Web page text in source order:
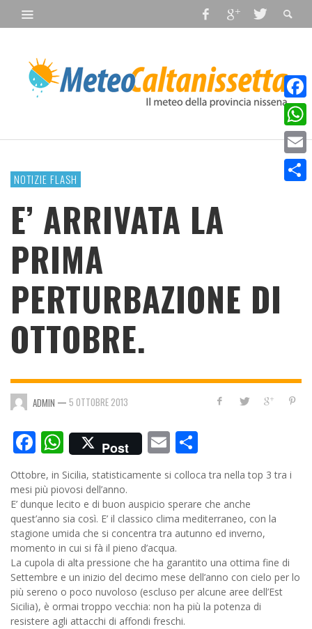
NOTIZIE FLASH
E’ ARRIVATA LA
PRIMA
PERTURBAZIONE DI
OTTOBRE.
ADMIN — 5 OTTOBRE 2013
Facebook
WhatsApp
Post Email
Ottobre, in Sicilia, statisticamente si colloca tra nella top 3 tra i
mesi più piovosi dell’anno.
E’ dunque lecito e di buon auspicio sperare che anche
quest’anno sia così. E’ il classico clima mediterraneo, con la
stagione umida che si concentra tra autunno ed inverno,
momento in cui si fà il pieno d’acqua.
La cupola di alta pressione che ha garantito una ottima fine di
Settembre e un inizio del decimo mese dell’anno con cielo per lo
più sereno o poco nuvoloso (escluso per alcune aree dell’Est
Sicilia), è ormai troppo vecchia: non ha più la potenza di
resistere agli attacchi di affondi freschi.
Email